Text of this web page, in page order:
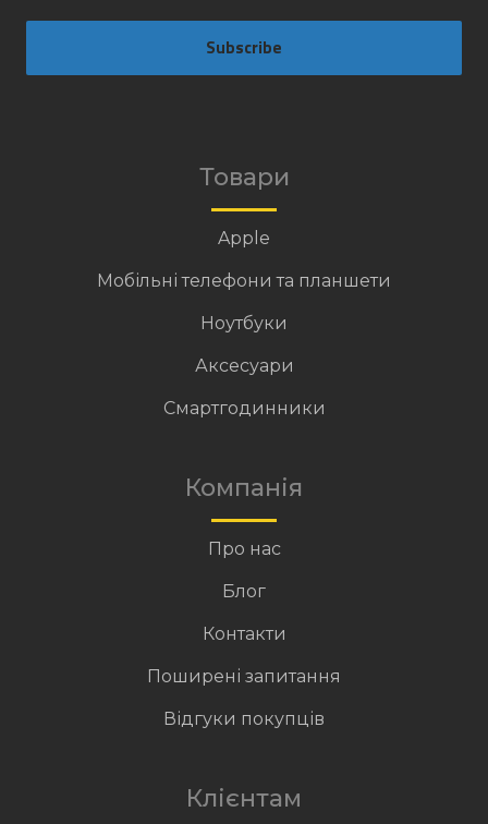
Subscribe
Товари
Apple
Мобільні телефони та планшети
Ноутбуки
Аксесуари
Смартгодинники
Компанія
Про нас
Блог
Контакти
Поширені запитання
Відгуки покупців
Клієнтам